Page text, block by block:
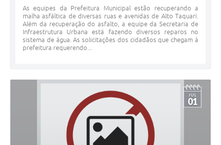
As equipes da Prefeitura Municipal estão recuperando a
malha asfáltica de diversas ruas e avenidas de Alto Taquari.
Além da recuperação do asfalto, a equipe da Secretaria de
Infraestrutura Urbana está fazendo diversos reparos no
sistema de água. As solicitações dos cidadãos que chegam à
prefeitura requerendo...
JUL
01